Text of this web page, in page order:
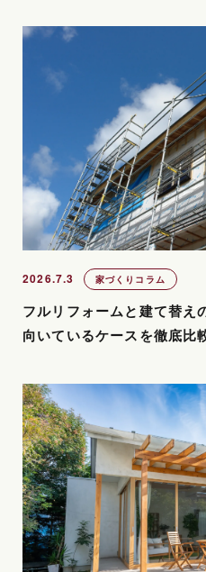
2026.7.3 家づくりコラム
フルリフォームと建て替え
向いているケースを徹底比